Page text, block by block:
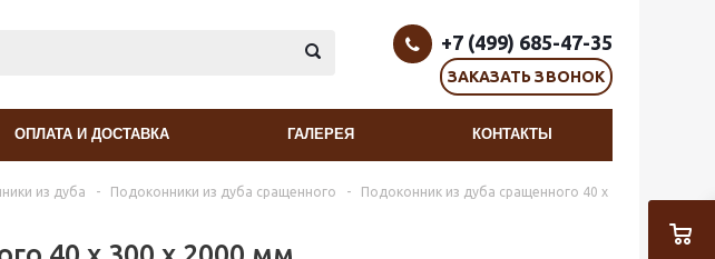
+7 (499) 685-47-35
ЗАКАЗАТЬ ЗВОНОК
ОПЛАТА И ДОСТАВКА ГАЛЕРЕЯ КОНТАКТЫ
из дуба - Подоконники из дуба сращенного -
Подоконник из дуба сращенного 40 х